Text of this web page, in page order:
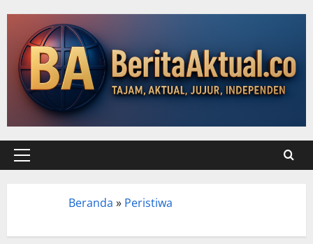
Beranda » Peristiwa